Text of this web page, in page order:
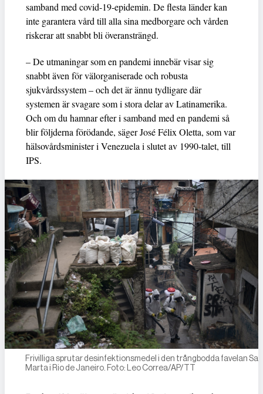
samband med covid-19-epidemin. De flesta länder kan
inte garantera vård till alla sina medborgare och vården
riskerar att snabbt bli överansträngd.
– De utmaningar som en pandemi innebär visar sig
snabbt även för välorganiserade och robusta
sjukvårdssystem – och det är ännu tydligare där
systemen är svagare som i stora delar av Latinamerika.
Och om du hamnar efter i samband med en pandemi så
blir följderna förödande, säger José Félix Oletta, som var
hälsovårdsminister i Venezuela i slutet av 1990-talet, till
IPS.
Frivilliga sprutar desinfektionsmedel i den trångbodda favelan
Marta i Rio de Janeiro. Foto: Leo Correa/AP/TT